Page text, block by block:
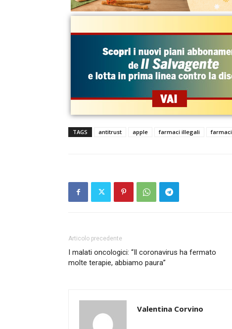
TAGS antitrust apple farmaci illegali
Articolo precedente
I malati oncologici: “Il coronavirus ha fermato
molte terapie, abbiamo paura”
Valentina Corvino